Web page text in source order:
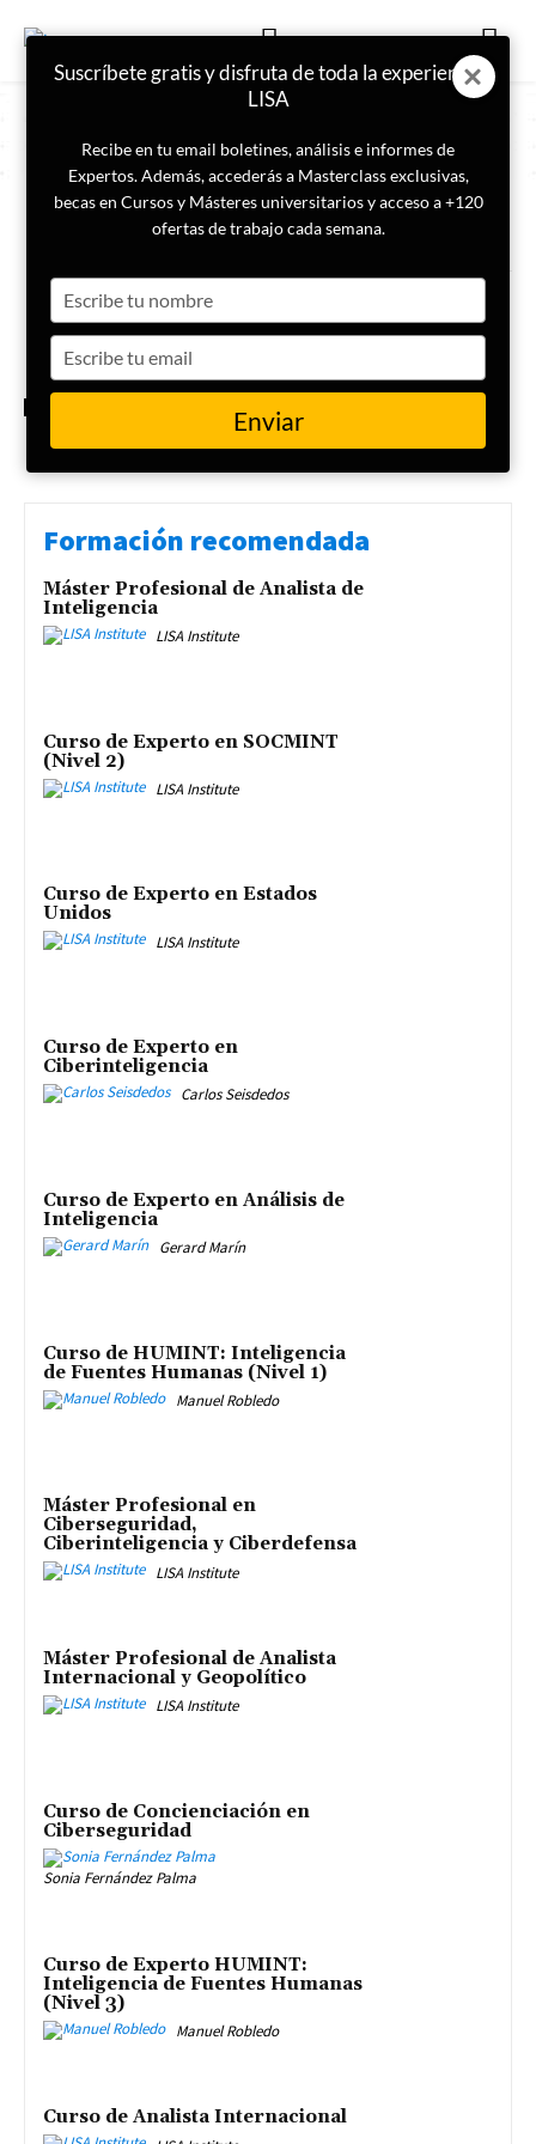
ETIQUETA
autopsia psicológica
El divorcio alpino: un nuevo
fenómeno criminológico viral
Formación recomendada
Máster Profesional de Analista de
Inteligencia
LISA Institute
Curso de Experto en SOCMINT
(Nivel 2)
LISA Institute
Curso de Experto en Estados
Unidos
LISA Institute
Curso de Experto en
Ciberinteligencia
Carlos Seisdedos
Curso de Experto en Análisis de
Inteligencia
Gerard Marín
Curso de HUMINT: Inteligencia
de Fuentes Humanas (Nivel 1)
Manuel Robledo
Máster Profesional en
Ciberseguridad,
Ciberinteligencia y Ciberdefensa
LISA Institute
Máster Profesional de Analista
Internacional y Geopolítico
LISA Institute
Curso de Concienciación en
Ciberseguridad
Sonia Fernández Palma
Curso de Experto HUMINT:
Inteligencia de Fuentes Humanas
(Nivel 3)
Manuel Robledo
Curso de Analista Internacional
Suscríbete gratis y disfruta de toda la experiencia
LISA
Recibe en tu email boletines, análisis e informes de
Expertos. Además, accederás a Masterclass exclusivas,
becas en Cursos y Másteres universitarios y acceso a +120
ofertas de trabajo cada semana.
your
name
your
email
Enviar